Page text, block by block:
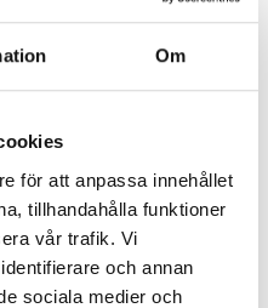
Om
för att anpassa innehållet
tillhandahålla funktioner
vår trafik. Vi
och annan
sociala medier och
Manlucka rund m glaslock
Manlucka rund m glaslock
Manlucka rund m glaslock